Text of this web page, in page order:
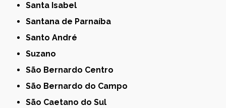
Santa Isabel
Santana de Parnaíba
Santo André
Suzano
São Bernardo Centro
São Bernardo do Campo
São Caetano do Sul